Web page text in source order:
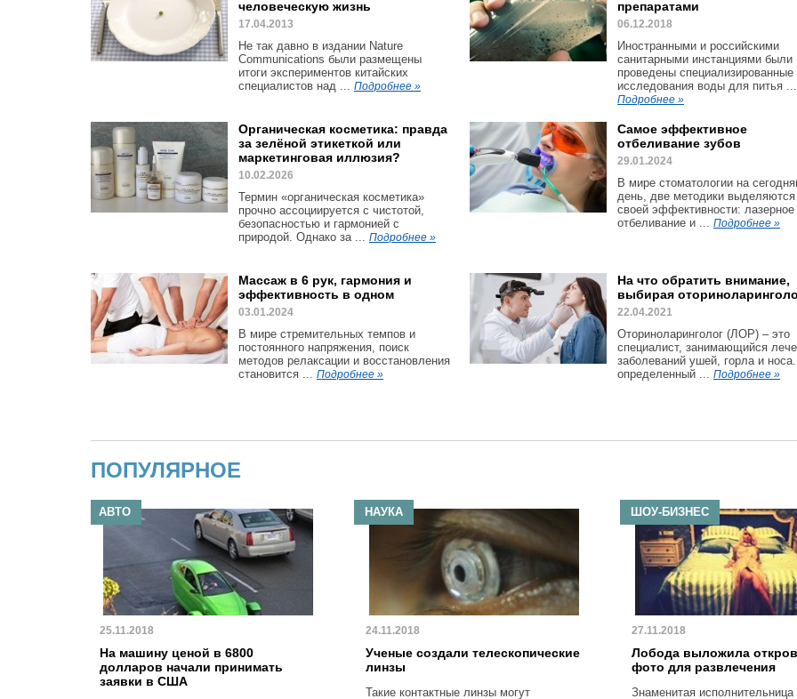
человеческую жизнь
17.04.2013
Не так давно в издании Nature
Communications были размещены
итоги экспериментов китайских
специалистов над ... Подробнее »
препаратами
06.12.2018
Иностранными и российскими
санитарными инстанциями были
проведены специализированные
исследования воды для питья ...
Подробнее »
Органическая косметика: правда
за зелёной этикеткой или
маркетинговая иллюзия?
10.02.2026
Термин «органическая косметика»
прочно ассоциируется с чистотой,
безопасностью и гармонией с
природой. Однако за ... Подробнее »
Самое эффективное
отбеливание зубов
29.01.2024
В мире стоматологии на
день, две методики
своей эффективности: лазерное
отбеливание и ... Подробнее »
Массаж в 6 рук, гармония и
эффективность в одном
03.01.2024
В мире стремительных темпов и
постоянного напряжения, поиск
методов релаксации и восстановления
становится ... Подробнее »
На что обратить внимание,
выбирая
22.04.2021
Оториноларинголог (ЛОР) – это
специалист, занимающийся
заболеваний ушей, горла и
определенный ... Подробнее »
ПОПУЛЯРНОЕ
АВТО
25.11.2018
На машину ценой в 6800
долларов начали принимать
заявки в США
НАУКА
24.11.2018
Ученые создали телескопические
линзы
Такие контактные линзы могут
ШОУ-БИЗНЕС
27.11.2018
Лобода выложила
фото для развлечения
Знаменитая